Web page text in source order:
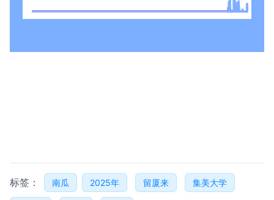
标签： 南瓜 2025年 留厦来 集美大学